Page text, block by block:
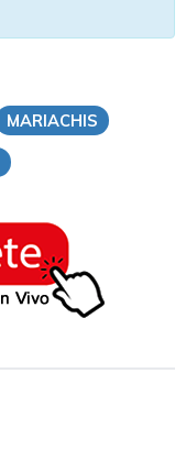
MARIACHIS